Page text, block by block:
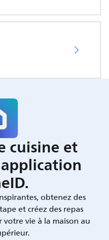
cuisine et
obtenez des
et créez des repas
vie à la maison au